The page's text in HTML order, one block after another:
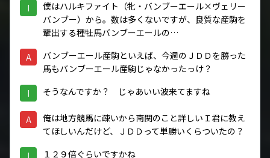
I
僕はハルキファイト（牝・バンブーエール×ヴェリー
バンブー）から。数は多くないですが、良質な産駒を
輩出する種牡馬バンブーエールの…
A
バンブーエール産駒といえば、今週のＪＤＤを勝った
馬もバンブーエール産駒じゃなかったっけ？
I そうなんですか？ じゃあいい波来てますね
A
俺は地方競馬に疎いから南関のこと詳しいＩ君に教え
てほしいんだけど、ＪＤＤって単勝いくらついたの？
I １２９倍ぐらいですかね